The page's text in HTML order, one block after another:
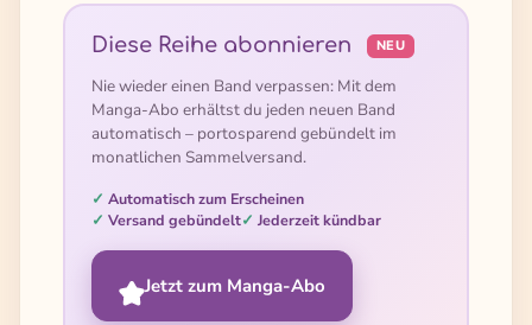
Diese Reihe abonnieren NEU
Nie wieder einen Band verpassen: Mit dem
Manga-Abo erhältst du jeden neuen Band
automatisch – portosparend gebündelt im
monatlichen Sammelversand.
Automatisch zum Erscheinen
Versand gebündelt
Jederzeit kündbar
Jetzt zum Manga-Abo